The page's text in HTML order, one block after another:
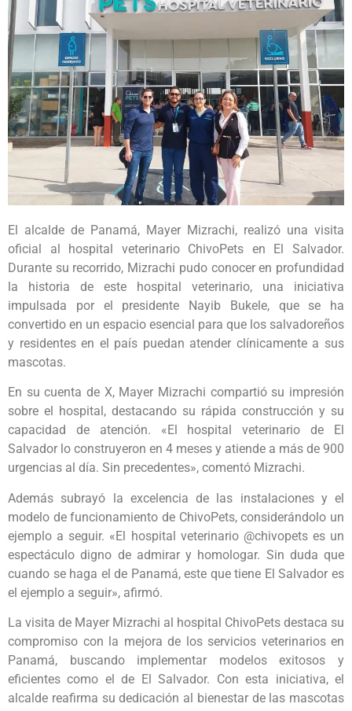
El alcalde de Panamá, Mayer Mizrachi, realizó una visita
oficial al hospital veterinario ChivoPets en El Salvador.
Durante su recorrido, Mizrachi pudo conocer en profundidad
la historia de este hospital veterinario, una iniciativa
impulsada por el presidente Nayib Bukele, que se ha
convertido en un espacio esencial para que los salvadoreños
y residentes en el país puedan atender clínicamente a sus
mascotas.
En su cuenta de X, Mayer Mizrachi compartió su impresión
sobre el hospital, destacando su rápida construcción y su
capacidad de atención. «El hospital veterinario de El
Salvador lo construyeron en 4 meses y atiende a más de 900
urgencias al día. Sin precedentes», comentó Mizrachi.
Además subrayó la excelencia de las instalaciones y el
modelo de funcionamiento de ChivoPets, considerándolo un
ejemplo a seguir. «El hospital veterinario @chivopets es un
espectáculo digno de admirar y homologar. Sin duda que
cuando se haga el de Panamá, este que tiene El Salvador es
el ejemplo a seguir», afirmó.
La visita de Mayer Mizrachi al hospital ChivoPets destaca su
compromiso con la mejora de los servicios veterinarios en
Panamá, buscando implementar modelos exitosos y
eficientes como el de El Salvador. Con esta iniciativa, el
alcalde reafirma su dedicación al bienestar de las mascotas